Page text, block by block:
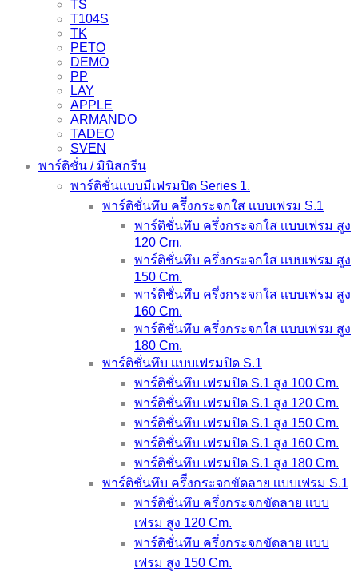
TS
T104S
TK
PETO
DEMO
PP
LAY
APPLE
ARMANDO
TADEO
SVEN
พาร์ติชั่น / มินิสกรีน
พาร์ติชั่นเเบบมีเฟรมปิด Series 1.
พาร์ติชั่นทึบ ครึีงกระจกใส เเบบเฟรม S.1
พาร์ติชั่นทึบ ครึ่งกระจกใส เเบบเฟรม สูง
120 Cm.
พาร์ติชั่นทึบ ครึ่งกระจกใส เเบบเฟรม สูง
150 Cm.
พาร์ติชั่นทึบ ครึ่งกระจกใส เเบบเฟรม สูง
160 Cm.
พาร์ติชั่นทึบ ครึ่งกระจกใส เเบบเฟรม สูง
180 Cm.
พาร์ติชั่นทึบ เเบบเฟรมปิด S.1
พาร์ติชั่นทึบ เฟรมปิด S.1 สูง 100 Cm.
พาร์ติชั่นทึบ เฟรมปิด S.1 สูง 120 Cm.
พาร์ติชั่นทึบ เฟรมปิด S.1 สูง 150 Cm.
พาร์ติชั่นทึบ เฟรมปิด S.1 สูง 160 Cm.
พาร์ติชั่นทึบ เฟรมปิด S.1 สูง 180 Cm.
พาร์ติชั่นทึบ ครึีงกระจกขัดลาย เเบบเฟรม S.1
พาร์ติชั่นทึบ ครึ่งกระจกขัดลาย เเบบ
เฟรม สูง 120 Cm.
พาร์ติชั่นทึบ ครึ่งกระจกขัดลาย เเบบ
เฟรม สูง 150 Cm.